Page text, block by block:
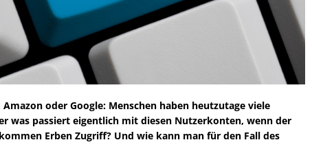
oder Google: Menschen haben heutzutage viele
was passiert eigentlich mit diesen Nutzerkonten, wenn der
Erben Zugriff? Und wie kann man für den Fall des